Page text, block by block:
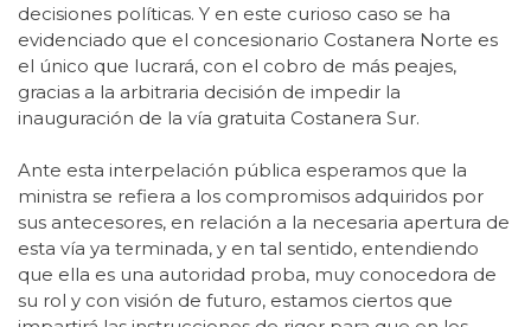
decisiones políticas. Y en este curioso caso se ha
evidenciado que el concesionario Costanera Norte es
el único que lucrará, con el cobro de más peajes,
gracias a la arbitraria decisión de impedir la
inauguración de la vía gratuita Costanera Sur.
Ante esta interpelación pública esperamos que la
ministra se refiera a los compromisos adquiridos por
sus antecesores, en relación a la necesaria apertura de
esta vía ya terminada, y en tal sentido, entendiendo
que ella es una autoridad proba, muy conocedora de
su rol y con visión de futuro, estamos ciertos que